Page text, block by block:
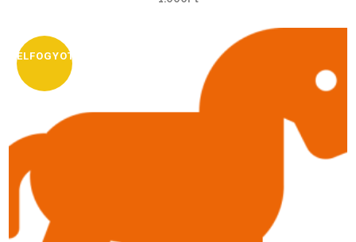
ELFOGYOTT